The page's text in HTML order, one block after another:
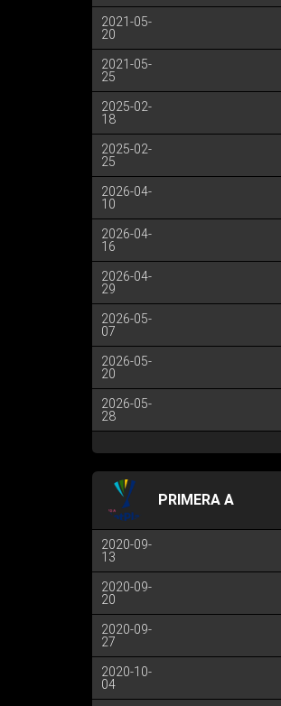
2021-05-
20
2021-05-
25
2025-02-
18
2025-02-
25
2026-04-
10
2026-04-
16
2026-04-
29
2026-05-
07
2026-05-
20
2026-05-
28
PRIMERA A
2020-09-
13
2020-09-
20
2020-09-
27
2020-10-
04